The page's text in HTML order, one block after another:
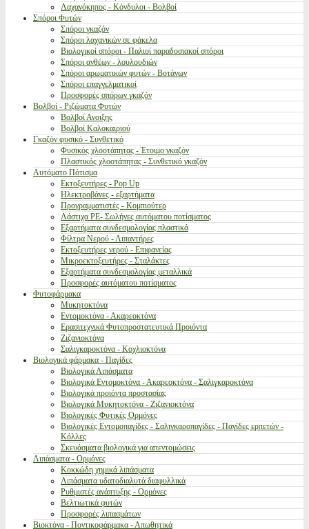
Λαχανόκηπος - Κόνδυλοι - Βολβοί
Σπόροι Φυτών
Σπόροι γκαζόν
Σπόροι λαχανικών σε φάκελα
Βιολογικοί σπόροι - Παλιοί παραδοσιακοί σπόροι
Σπόροι ανθέων - λουλουδιών
Σπόροι αρωματικών φυτών - Βοτάνων
Σπόροι επαγγελματικοί
Προσφορές σπόρων γκαζόν
Βολβοί - Ριζώματα Φυτών
Βολβοί Ανοιξης
Βολβοί Καλοκαιριού
Γκαζόν φυσικό - Συνθετικό
Φυσικός χλοοτάπητας - Έτοιμο γκαζόν
Πλαστικός χλοοτάπητας - Συνθετικό γκαζόν
Αυτόματο Πότισμα
Εκτοξευτήρες - Pop Up
Ηλεκτροβάνες - εξαρτήματα
Προγραμματιστές - Κομπιούτερ
Λάστιχα PE- Σωλήνες αυτόματου ποτίσματος
Εξαρτήματα συνδεσμολογίας πλαστικά
Φίλτρα Νερού - Λιπαντήρες
Εκτοξευτήρες νερού - Επιφανείας
Μικροεκτοξευτήρες - Σταλάκτες
Εξαρτήματα συνδεσμολογίας μεταλλικά
Προσφορές αυτόματου ποτίσματος
Φυτοφάρμακα
Μυκητοκτόνα
Εντομοκτόνα - Ακαρεοκτόνα
Ερασιτεχνικά Φυτοπροστατευτικά Προιόντα
Ζιζανιοκτόνα
Σαλιγκαροκτόνα - Κοχλιοκτόνα
Βιολογικά φάρμακα - Παγίδες
Βιολογικά Λιπάσματα
Βιολογικά Εντομοκτόνα - Ακαρεοκτόνα - Σαλιγκαροκτόνα
Βιολογικά προιόντα προστασίας
Βιολογικά Μυκητοκτόνα - Ζιζανιοκτόνα
Βιολογικές Φυτικές Ορμόνες
Βιολογικές Εντομοπαγίδες - Σαλιγκαροπαγίδες - Παγίδες ερπετών -
Κόλλες
Σκευάσματα βιολογικά για απεντομώσεις
Λιπάσματα - Ορμόνες
Κοκκώδη χημικά λιπάσματα
Λιπάσματα υδατοδιαλυτά διαφυλλικά
Ρυθμιστές ανάπτυξης - Ορμόνες
Βελτιωτικά φυτών
Προσφορές λιπασμάτων
Βιοκτόνα - Ποντικοφάρμακα - Απωθητικά